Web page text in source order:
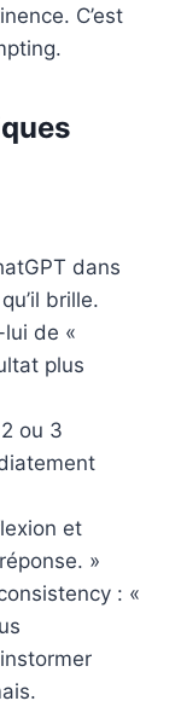
C’est
dans
brille.
de «
plus
ou 3
et
»
: «